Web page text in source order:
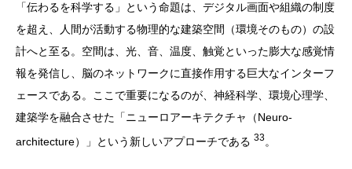
「伝わるを科学する」という命題は、デジタル画面や組織の制度
を超え、人間が活動する物理的な建築空間（環境そのもの）の設
計へと至る。空間は、光、音、温度、触覚といった膨大な感覚情
報を発信し、脳のネットワークに直接作用する巨大なインターフ
ェースである。ここで重要になるのが、神経科学、環境心理学、
建築学を融合させた「ニューロアーキテクチャ（Neuro-
architecture）」という新しいアプローチである 33。